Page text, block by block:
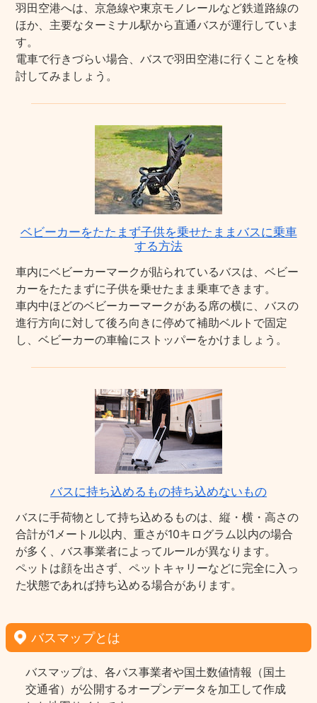
羽田空港へは、京急線や東京モノレールなど鉄道路線の
ほか、主要なターミナル駅から直通バスが運行していま
す。
電車で行きづらい場合、バスで羽田空港に行くことを検
討してみましょう。
ベビーカーをたたまず子供を乗せたままバスに乗車
する方法
車内にベビーカーマークが貼られているバスは、ベビー
カーをたたまずに子供を乗せたまま乗車できます。
車内中ほどのベビーカーマークがある席の横に、バスの
進行方向に対して後ろ向きに停めて補助ベルトで固定
し、ベビーカーの車輪にストッパーをかけましょう。
バスに持ち込めるもの持ち込めないもの
バスに手荷物として持ち込めるものは、縦・横・高さの
合計が1メートル以内、重さが10キログラム以内の場合
が多く、バス事業者によってルールが異なります。
ペットは顔を出さず、ペットキャリーなどに完全に入っ
た状態であれば持ち込める場合があります。
バスマップとは
バスマップは、各バス事業者や国土数値情報（国土
交通省）が公開するオープンデータを加工して作成